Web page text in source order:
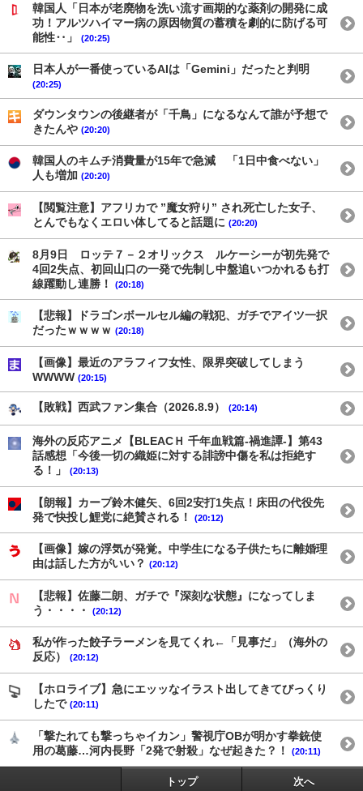
韓国人「日本が老廃物を洗い流す画期的な薬剤の開発に成
功！アルツハイマー病の原因物質の蓄積を劇的に防げる可
能性‥」
(20:25)
日本人が一番使っているAIは「Gemini」だったと判明
(20:25)
ダウンタウンの後継者が「千鳥」になるなんて誰が予想で
きたんや (20:20)
韓国人のキムチ消費量が15年で急減 「1日中食べない」
人も増加 (20:20)
【閲覧注意】アフリカで ”魔女狩り” され死亡した女子、
とんでもなくエロい体してると話題に (20:20)
8月9日 ロッテ７－２オリックス ルケーシーが初先発で
4回2失点、初回山口の一発で先制し中盤追いつかれるも打
線躍動し連勝！
(20:18)
【悲報】ドラゴンボールセル編の戦犯、ガチでアイツ一択
だったｗｗｗｗ (20:18)
【画像】最近のアラフィフ女性、限界突破してしまう
WWWW (20:15)
【敗戦】西武ファン集合（2026.8.9） (20:14)
海外の反応アニメ【BLEACＨ 千年血戦篇-禍進譚-】第43
話感想「今後一切の織姫に対する誹謗中傷を私は拒絶す
る！」
(20:13)
【朗報】カープ鈴木健矢、6回2安打1失点！床田の代役先
発で快投し鯉党に絶賛される！
(20:12)
【画像】嫁の浮気が発覚。中学生になる子供たちに離婚理
由は話した方がいい？ (20:12)
【悲報】佐藤二朗、ガチで『深刻な状態』になってしま
う・・・・
(20:12)
私が作った餃子ラーメンを見てくれ←「見事だ」（海外の
反応）
(20:12)
【ホロライブ】急にエッッなイラスト出してきてびっくり
したで (20:11)
「撃たれても撃っちゃイカン」警視庁OBが明かす拳銃使
用の葛藤…河内長野「2発で射殺」なぜ起きた？！
(20:11)
トップ 次へ